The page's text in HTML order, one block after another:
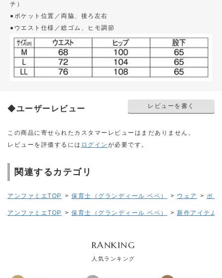
チ）
●ポケット位置／両脇、後ろ左右
●ウエスト仕様／総ゴム、ヒモ調節
◆ユーザーレビュー レビューを書く
この商品に寄せられたカスタマーレビューはまだありません。
レビューを評価するには ログイン が必要です。
関連するカテゴリ
アンファミエTOP > 保育士（グランディール ベベ） > ウェア > ボト
アンファミエTOP > 保育士（グランディール ベベ） > 新作アイテム
RANKING
人気ランキング